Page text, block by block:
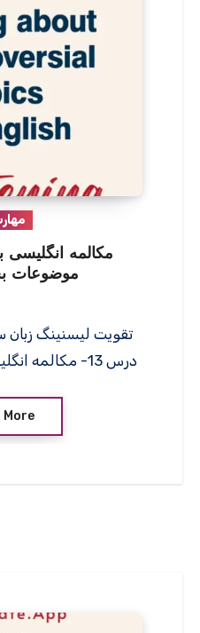
مکالمه انگلیسی
موضوعات
تقویت لیسنینگ زبان سطح پیشرفته سری 4
درس 13- مکالمه انگلیسی بین دو نفر درباره…
More